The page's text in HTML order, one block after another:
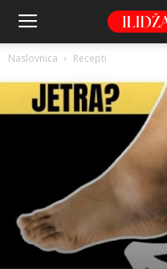
Naslovnica Recepti